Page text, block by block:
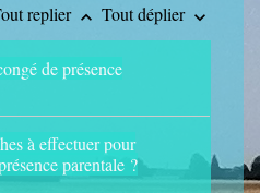
replier keyboard_arrow_up Tout déplier keyboard_arrow_down
de présence
à effectuer pour
parentale ?